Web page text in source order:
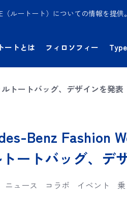
ルートート）についての情報を提
ートとは フィロソフィー
トートバッグ、デザインを発表
Benz Fashion
ートバッグ、デ
ニュース コラボ イベント